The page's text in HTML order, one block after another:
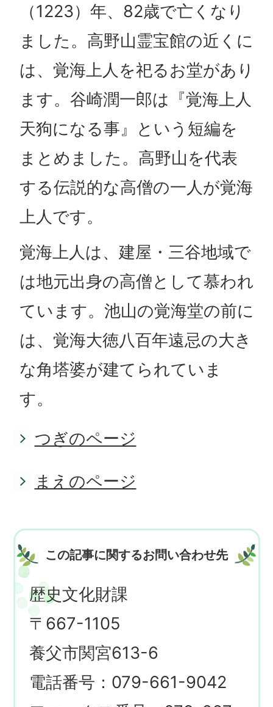
（1223）年、82歳で亡くなり
ました。高野山霊宝館の近くに
は、覚海上人を祀るお堂があり
ます。谷崎潤一郎は『覚海上人
天狗になる事』という短編を
まとめました。高野山を代表
する伝説的な高僧の一人が覚海
上人です。
覚海上人は、建屋・三谷地域で
は地元出身の高僧として慕われ
ています。池山の覚海堂の前に
は、覚海大徳八百年遠忌の大き
な角塔婆が建てられていま
す。
つぎのページ
まえのページ
この記事に関するお問い合わせ先
歴史文化財課
〒667-1105
養父市関宮613-6
電話番号：079-661-9042